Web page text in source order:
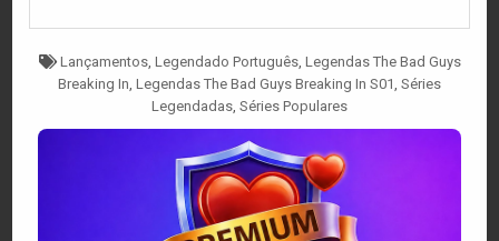
Tagged
Lançamentos, Legendado Português, Legendas The Bad Guys
Breaking In Legendas The Bad Guys Breaking In S01 Séries
Legendadas Séries Populares